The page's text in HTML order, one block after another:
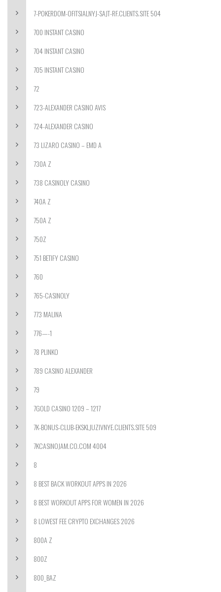
7-POKERDOM-OFITSIALNYJ-SAJT-RF.CLIENTS.SITE 504
700 INSTANT CASINO
704 INSTANT CASINO
705 INSTANT CASINO
72
723-ALEXANDER CASINO AVIS
724-ALEXANDER CASINO
73 LIZARO CASINO – EMD A
730A Z
738 CASINOLY CASINO
740A Z
750A Z
750Z
751 BETIFY CASINO
760
765-CASINOLY
773 MALINA
776—-1
78 PLINKO
789 CASINO ALEXANDER
79
7GOLD CASINO 1209 – 1217
7K-BONUS-CLUB-EKSKLJUZIVNYE.CLIENTS.SITE 509
7KCASINOJAM.CO.COM 4004
8
8 BEST BACK WORKOUT APPS IN 2026
8 BEST WORKOUT APPS FOR WOMEN IN 2026
8 LOWEST FEE CRYPTO EXCHANGES 2026
800A Z
800Z
800_BAZ